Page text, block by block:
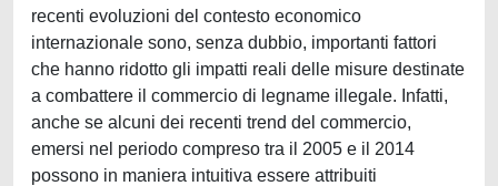
recenti evoluzioni del contesto economico
internazionale sono, senza dubbio, importanti fattori
che hanno ridotto gli impatti reali delle misure destinate
a combattere il commercio di legname illegale. Infatti,
anche se alcuni dei recenti trend del commercio,
emersi nel periodo compreso tra il 2005 e il 2014
possono in maniera intuitiva essere attribuiti